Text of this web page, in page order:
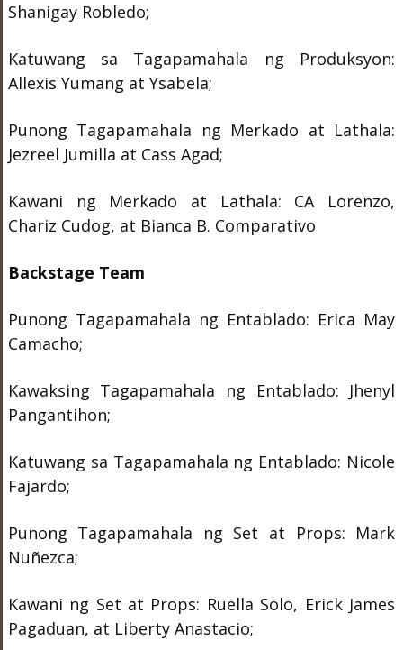
Shanigay Robledo;
Katuwang sa Tagapamahala ng Produksyon:
Allexis Yumang at Ysabela;
Punong Tagapamahala ng Merkado at Lathala:
Jezreel Jumilla at Cass Agad;
Kawani ng Merkado at Lathala: CA Lorenzo,
Chariz Cudog, at Bianca B. Comparativo
Backstage Team
Punong Tagapamahala ng Entablado: Erica May
Camacho;
Kawaksing Tagapamahala ng Entablado: Jhenyl
Pangantihon;
Katuwang sa Tagapamahala ng Entablado: Nicole
Fajardo;
Punong Tagapamahala ng Set at Props: Mark
Nuñezca;
Kawani ng Set at Props: Ruella Solo, Erick James
Pagaduan, at Liberty Anastacio;